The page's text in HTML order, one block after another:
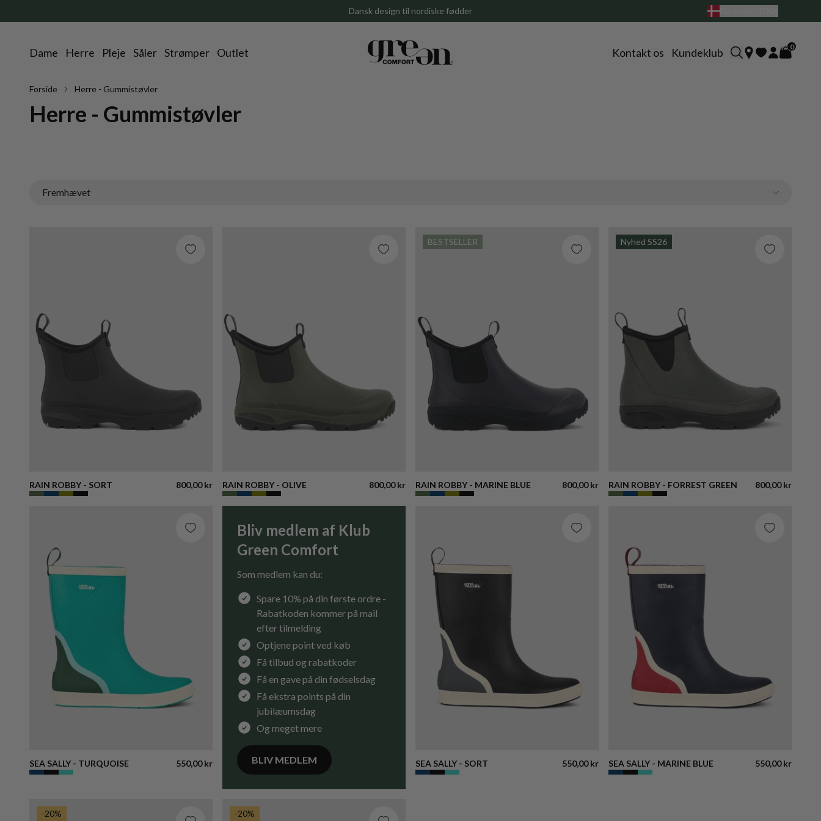
Dansk design til nordiske fødder
Dame Herre Pleje Såler Strømper Outlet Kontakt os Kundeklub 0
Forside Herre - Gummistøvler
Herre - Gummistøvler
Fremhævet
Pris, lav til høj
Dato, ældre til nyere
RAIN ROBBY - SORT 800,00 kr RAIN ROBBY - OLIVE 800,00 kr
BESTSELLER
RAIN ROBBY - MARINE BLUE 800,00 kr
Nyhed SS26
RAIN ROBBY - FORREST GREEN 800,00 kr
SEA SALLY - TURQUOISE 550,00 kr
Bliv medlem af Klub
Green Comfort
Som medlem kan du:
Spare 10% på din første ordre -
Rabatkoden kommer på mail
efter tilmelding
Optjene point ved køb
Få tilbud og rabatkoder
Få en gave på din fødselsdag
Få ekstra points på din
jubilæumsdag
Og meget mere
BLIV MEDLEM SEA SALLY - SORT 550,00 kr SEA SALLY - MARINE BLUE 550,00 kr
-20% -20%